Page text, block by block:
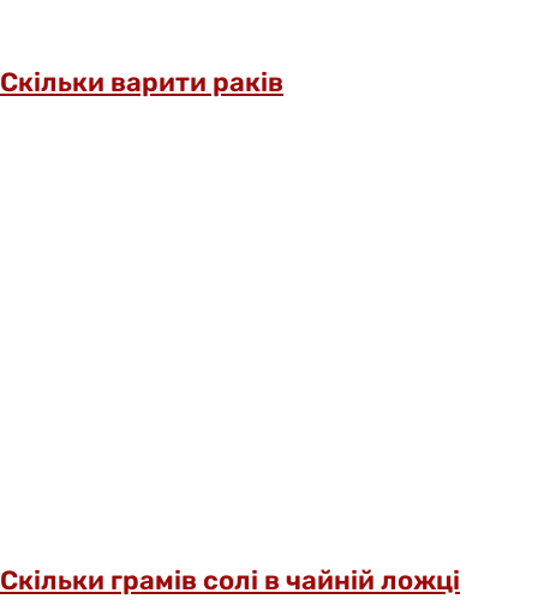
Скільки варити раків
Скільки грамів солі в чайній ложці